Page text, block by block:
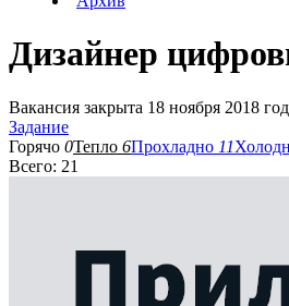
Дизайнер
Вакансия закрыта 18 ноября 2018
Задание
Горячо 0Тепло 6Прохладно 11
Всего: 21